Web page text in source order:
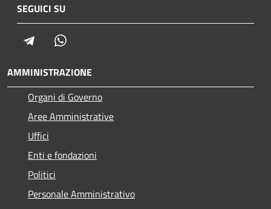
SEGUICI SU
Telegram
AMMINISTRAZIONE
Organi di Governo
Aree Amministrative
Uffici
Enti e fondazioni
Politici
Personale Amministrativo